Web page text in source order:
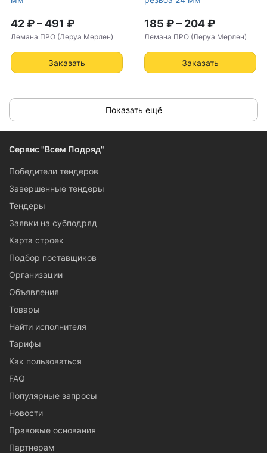
42 ₽–491 ₽
Лемана ПРО (Леруа Мерлен)
Заказать
185 ₽– 204 ₽
Лемана ПРО (Леруа Мерлен)
Заказать
Показать ещё
Сервис "Всем Подряд"
Победители тендеров
Завершенные тендеры
Тендеры
Заявки на субподряд
Карта строек
Подбор поставщиков
Организации
Объявления
Товары
Найти исполнителя
Тарифы
Как пользоваться
FAQ
Популярные запросы
Новости
Правовые основания
Партнерам